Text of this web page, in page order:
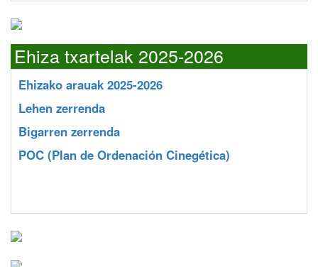
Ehiza txartelak 2025-2026
Ehizako arauak 2025-2026
Lehen zerrenda
Bigarren zerrenda
POC (Plan de Ordenación Cinegética)